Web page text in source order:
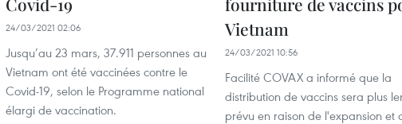
24/03/2021 02:06
Jusqu’au 23 mars, 37.911 personnes au
Vietnam ont été vaccinées contre le
Covid-19, selon le Programme national
élargi de vaccination.
Vietnam
24/03/2021 10:56
Facilité COVAX a informé que la
distribution de vaccins sera plus
prévu en raison de l'expansion et